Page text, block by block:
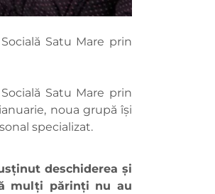
Satu Mare prin
Satu Mare prin
noua grupă își
specializat.
deschiderea și
mulți părinți nu au